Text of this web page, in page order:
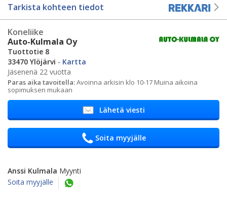
Tarkista kohteen tiedot
Koneliike
Auto-Kulmala Oy
Tuottotie 8
33470 Ylöjärvi - Kartta
Jäsenenä 22 vuotta
Paras aika tavoitella:Avoinna arkisin klo 10-17 Muina aikoina
sopimuksen mukaan
Lähetä viesti
Soita myyjälle
Anssi Kulmala Myynti
Soita myyjälle